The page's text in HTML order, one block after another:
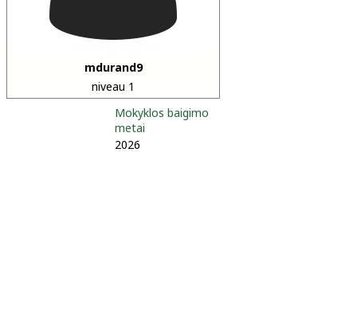
mdurand9
niveau 1
Mokyklos baigimo
metai
2026